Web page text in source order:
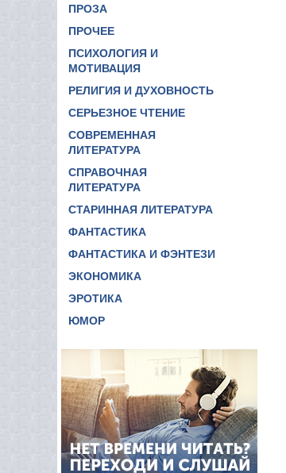
ПРОЗА
ПРОЧЕЕ
ПСИХОЛОГИЯ И
МОТИВАЦИЯ
РЕЛИГИЯ И ДУХОВНОСТЬ
СЕРЬЕЗНОЕ ЧТЕНИЕ
СОВРЕМЕННАЯ
ЛИТЕРАТУРА
СПРАВОЧНАЯ
ЛИТЕРАТУРА
СТАРИННАЯ ЛИТЕРАТУРА
ФАНТАСТИКА
ФАНТАСТИКА И ФЭНТЕЗИ
ЭКОНОМИКА
ЭРОТИКА
ЮМОР